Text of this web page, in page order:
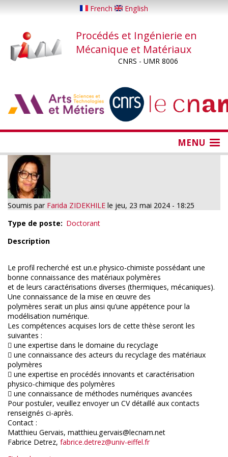
principal
French English
Procédés et Ingénierie en
Mécanique et Matériaux
CNRS - UMR 8006
MENU
Soumis par Farida ZIDEKHILE le jeu, 23 mai 2024 - 18:25
Type de poste
Doctorant
Description
Le profil recherché est un.e physico-chimiste possédant une
bonne connaissance des matériaux polymères
et de leurs caractérisations diverses (thermiques, mécaniques).
Une connaissance de la mise en œuvre des
polymères serait un plus ainsi qu’une appétence pour la
modélisation numérique.
Les compétences acquises lors de cette thèse seront les
suivantes :
 une expertise dans le domaine du recyclage
 une connaissance des acteurs du recyclage des matériaux
polymères
 une expertise en procédés innovants et caractérisation
physico-chimique des polymères
 une connaissance de méthodes numériques avancées
Pour postuler, veuillez envoyer un CV détaillé aux contacts
renseignés ci-après.
Contact :
Matthieu Gervais, matthieu.gervais@lecnam.net
Fabrice Detrez, fabrice.detrez@univ-eiffel.fr